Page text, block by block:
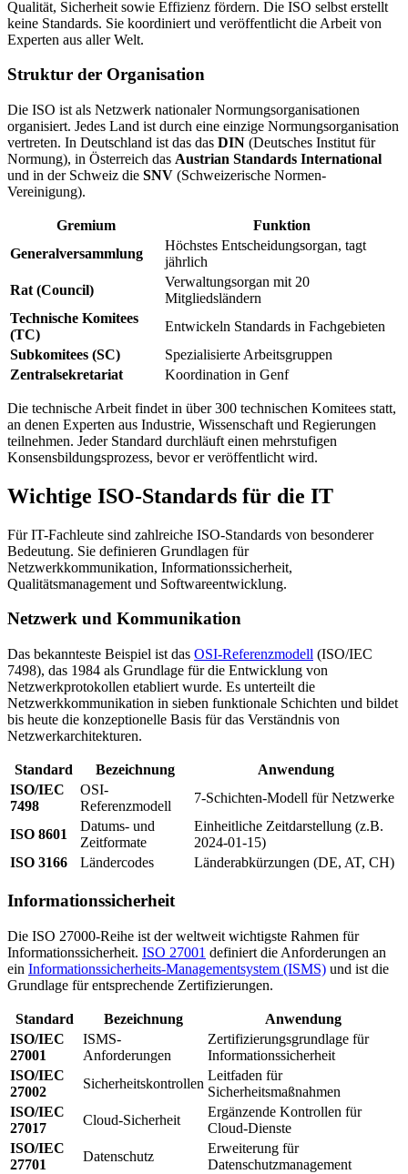
Qualität, Sicherheit sowie Effizienz fördern. Die ISO selbst erstellt
keine Standards. Sie koordiniert und veröffentlicht die Arbeit von
Experten aus aller Welt.
Struktur der Organisation
Die ISO ist als Netzwerk nationaler Normungsorganisationen
organisiert. Jedes Land ist durch eine einzige Normungsorganisation
vertreten. In Deutschland ist das das DIN (Deutsches Institut für
Normung), in Österreich das Austrian Standards International
und in der Schweiz die SNV (Schweizerische Normen-
Vereinigung).
Gremium
Funktion
Generalversammlung
Höchstes Entscheidungsorgan, tagt
jährlich
Rat (Council)
Verwaltungsorgan mit 20
Mitgliedsländern
Technische Komitees
(TC)
Entwickeln Standards in Fachgebieten
Subkomitees (SC)
Spezialisierte Arbeitsgruppen
Zentralsekretariat
Koordination in Genf
Die technische Arbeit findet in über 300 technischen Komitees statt,
an denen Experten aus Industrie, Wissenschaft und Regierungen
teilnehmen. Jeder Standard durchläuft einen mehrstufigen
Konsensbildungsprozess, bevor er veröffentlicht wird.
Wichtige ISO-Standards für die IT
Für IT-Fachleute sind zahlreiche ISO-Standards von besonderer
Bedeutung. Sie definieren Grundlagen für
Netzwerkkommunikation, Informationssicherheit,
Qualitätsmanagement und Softwareentwicklung.
Netzwerk und Kommunikation
Das bekannteste Beispiel ist das OSI-Referenzmodell (ISO/IEC
7498), das 1984 als Grundlage für die Entwicklung von
Netzwerkprotokollen etabliert wurde. Es unterteilt die
Netzwerkkommunikation in sieben funktionale Schichten und bildet
bis heute die konzeptionelle Basis für das Verständnis von
Netzwerkarchitekturen.
Standard Bezeichnung
Anwendung
ISO/IEC
7498
OSI-
Referenzmodell
7-Schichten-Modell für Netzwerke
ISO 8601
Datums- und
Zeitformate
Einheitliche Zeitdarstellung (z.B.
2024-01-15)
ISO 3166
Ländercodes Länderabkürzungen (DE, AT, CH)
Informationssicherheit
Die ISO 27000-Reihe ist der weltweit wichtigste Rahmen für
Informationssicherheit. ISO 27001 definiert die Anforderungen an
ein Informationssicherheits-Managementsystem (ISMS) und ist die
Grundlage für entsprechende Zertifizierungen.
Standard Bezeichnung
Anwendung
ISO/IEC
27001
ISMS-
Anforderungen
Zertifizierungsgrundlage für
Informationssicherheit
ISO/IEC
27002
Sicherheitskontrollen
Leitfaden für
Sicherheitsmaßnahmen
ISO/IEC
27017
Cloud-Sicherheit
Ergänzende Kontrollen für
Cloud-Dienste
ISO/IEC
27701
Datenschutz
Erweiterung für
Datenschutzmanagement